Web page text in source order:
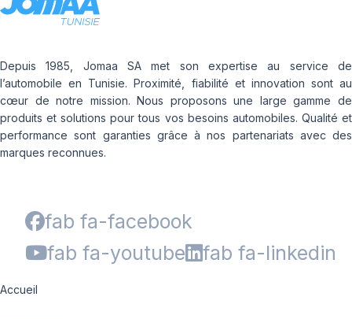
Depuis 1985, Jomaa SA met son expertise au service de
l’automobile en Tunisie. Proximité, fiabilité et innovation sont au
cœur de notre mission. Nous proposons une large gamme de
produits et solutions pour tous vos besoins automobiles. Qualité et
performance sont garanties grâce à nos partenariats avec des
marques reconnues.
fab fa-facebook
fab fa-youtube
fab fa-linkedin
Accueil